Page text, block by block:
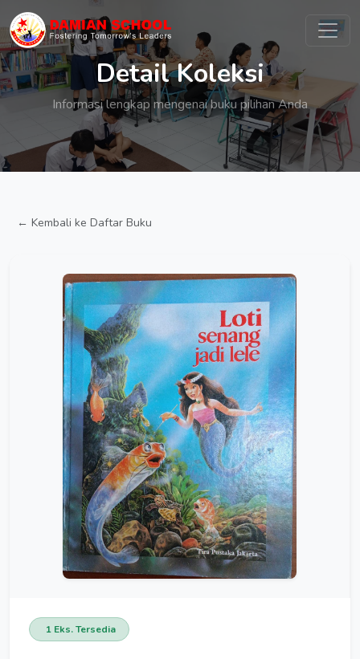
Detail Koleksi
Informasi lengkap mengenai buku pilihan Anda
← Kembali ke Daftar Buku
1 Eks. Tersedia